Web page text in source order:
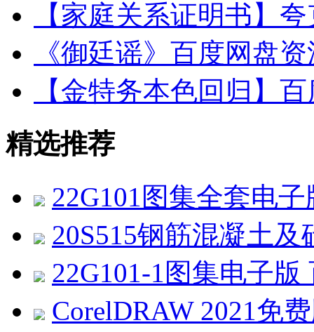
【家庭关系证明书】
《御廷谣》百度网盘
【金特务本色回归】
精选推荐
22G101图集全套电
20S515钢筋混凝土
22G101-1图集电子版
CorelDRAW 2021免